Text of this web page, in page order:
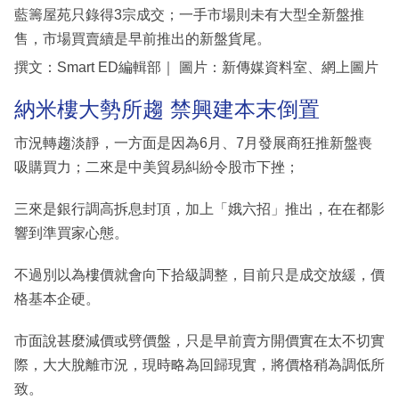
藍籌屋苑只錄得3宗成交；一手市場則未有大型全新盤推
售，市場買賣續是早前推出的新盤貨尾。
撰文：Smart ED編輯部｜ 圖片：新傳媒資料室、網上圖片
納米樓大勢所趨 禁興建本末倒置
市況轉趨淡靜，一方面是因為6月、7月發展商狂推新盤喪
吸購買力；二來是中美貿易糾紛令股市下挫；
三來是銀行調高拆息封頂，加上「娥六招」推出，在在都影
響到準買家心態。
不過別以為樓價就會向下拾級調整，目前只是成交放緩，價
格基本企硬。
市面說甚麼減價或劈價盤，只是早前賣方開價實在太不切實
際，大大脫離市況，現時略為回歸現實，將價格稍為調低所
致。